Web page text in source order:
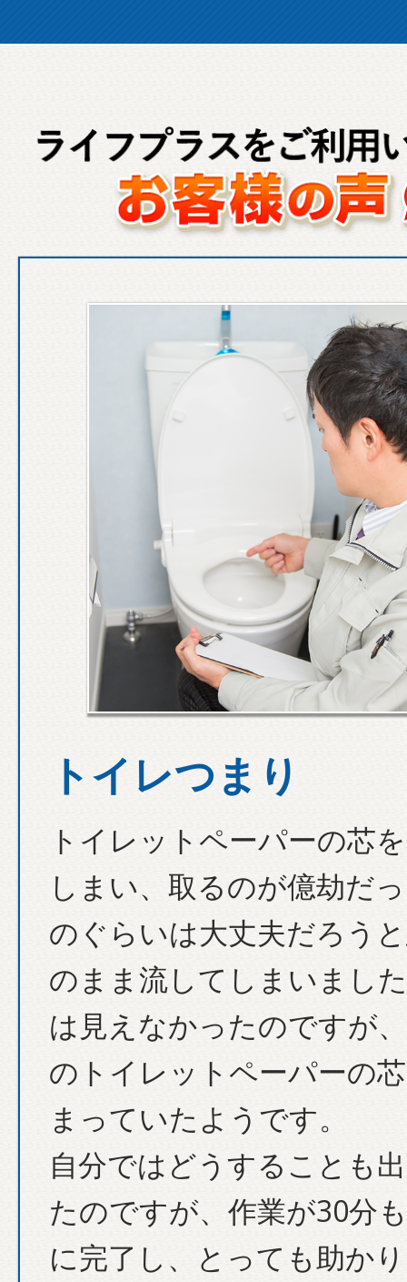
トイレつまり
トイレットペーパーの芯
しまい、取るのが億劫だ
のぐらいは大丈夫だろう
のまま流してしまいまし
は見えなかったのですが
のトイレットペーパーの
まっていたようです。
自分ではどうすることも
たのですが、作業が30分
に完了し、とっても助か